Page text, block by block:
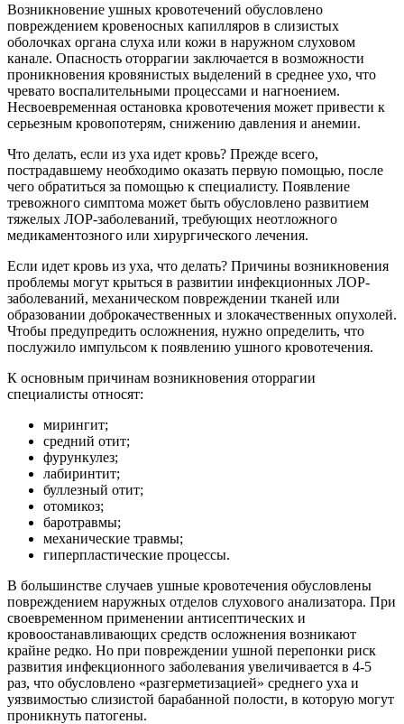
Возникновение ушных кровотечений обусловлено
повреждением кровеносных капилляров в слизистых
оболочках органа слуха или кожи в наружном слуховом
канале. Опасность оторрагии заключается в возможности
проникновения кровянистых выделений в среднее ухо, что
чревато воспалительными процессами и нагноением.
Несвоевременная остановка кровотечения может привести к
серьезным кровопотерям, снижению давления и анемии.
Что делать, если из уха идет кровь? Прежде всего,
пострадавшему необходимо оказать первую помощью, после
чего обратиться за помощью к специалисту. Появление
тревожного симптома может быть обусловлено развитием
тяжелых ЛОР-заболеваний, требующих неотложного
медикаментозного или хирургического лечения.
Если идет кровь из уха, что делать? Причины возникновения
проблемы могут крыться в развитии инфекционных ЛОР-
заболеваний, механическом повреждении тканей или
образовании доброкачественных и злокачественных опухолей.
Чтобы предупредить осложнения, нужно определить, что
послужило импульсом к появлению ушного кровотечения.
К основным причинам возникновения оторрагии
специалисты относят:
мирингит;
средний отит;
фурункулез;
лабиринтит;
буллезный отит;
отомикоз;
баротравмы;
механические травмы;
гиперпластические процессы.
В большинстве случаев ушные кровотечения обусловлены
повреждением наружных отделов слухового анализатора. При
своевременном применении антисептических и
кровоостанавливающих средств осложнения возникают
крайне редко. Но при повреждении ушной перепонки риск
развития инфекционного заболевания увеличивается в 4-5
раз, что обусловлено «разгерметизацией» среднего уха и
уязвимостью слизистой барабанной полости, в которую могут
проникнуть патогены.